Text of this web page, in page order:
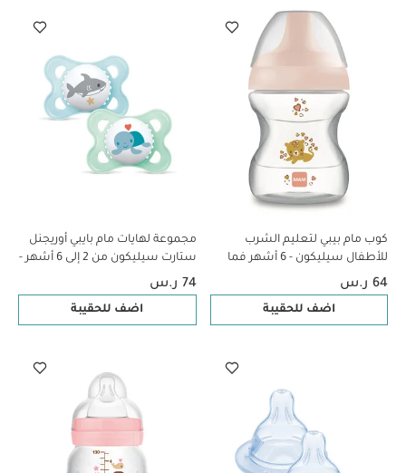
كوب مام بيبي لتعليم الشرب
للأطفال سيليكون - 6 أشهر فما
فوق | بطبعة حيوانات برية، وردي -
190 مل - عبوة من قطعة واحدة
64 ر.س
اضف للحقيبة
مجموعة لهايات مام بايبي أوريجنل
ستارت سيليكون من 2 إلى 6 أشهر -
سي لايف بلو وأخضر، قطعتين
74 ر.س
اضف للحقيبة